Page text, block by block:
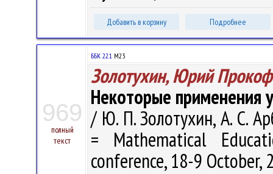
Добавить в корзину Подробнее
969
полный
текст
ББК 22.1 М23
Золотухин, Юрий
Некоторые применения
/ Ю. П. Золотухин, А. С.
= Mathematical
conference, 18-9 October,